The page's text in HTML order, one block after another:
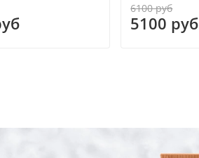
6100 руб
5100 руб